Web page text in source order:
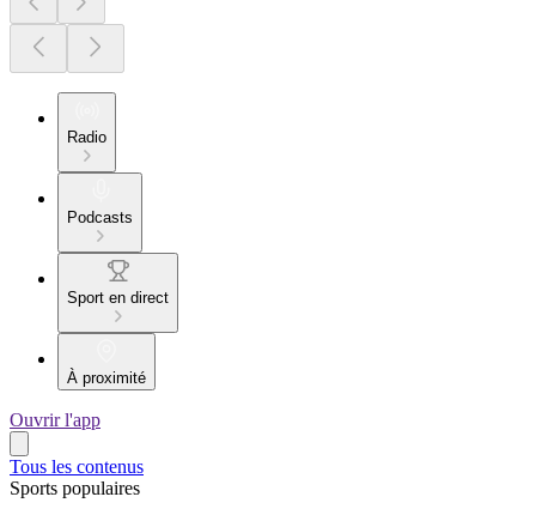
Radio
Podcasts
Sport en direct
À proximité
Ouvrir l'app
Tous les contenus
Sports populaires